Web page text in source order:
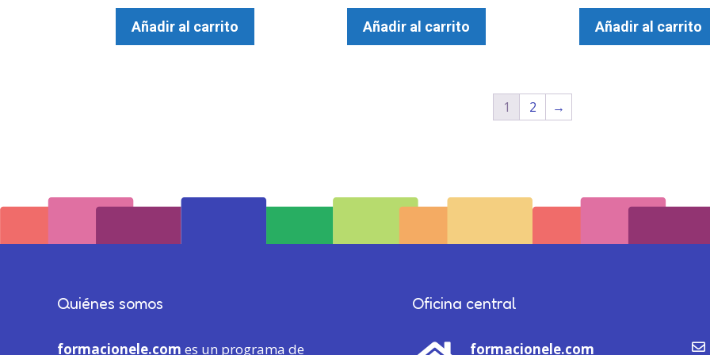
Añadir al carrito Añadir al carrito Añadir al carrito
1
2 →
Quiénes somos
formacionele.com es un programa de
Oficina central
formacionele.com